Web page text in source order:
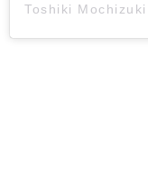
Toshiki Mochizuki